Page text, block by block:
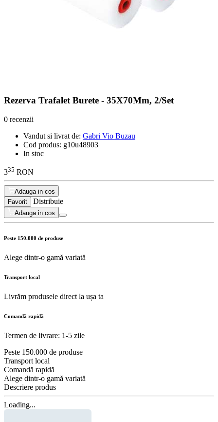
Rezerva Trafalet Burete - 35X70Mm, 2/Set
0 recenzii
Vandut si livrat de: Gabri Vio Buzau
Cod produs: g10u48903
In stoc
335 RON
Adauga in cos
Favorit
Distribuie
Adauga in cos
Peste 150.000 de produse
Alege dintr-o gamă variată
Transport local
Livrăm produsele direct la ușa ta
Comandă rapidă
Termen de livrare: 1-5 zile
Peste 150.000 de produse
Transport local
Comandă rapidă
Alege dintr-o gamă variată
Descriere produs
Loading...